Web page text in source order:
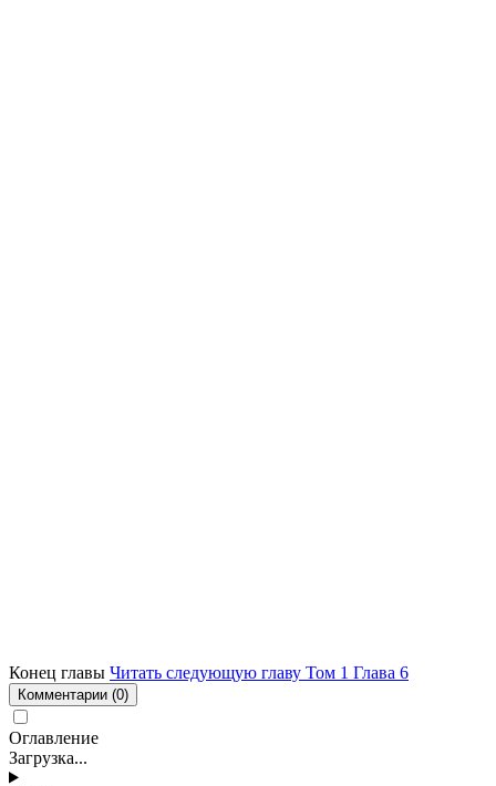
Конец главы Читать следующую главу Том 1 Глава 6
Комментарии (0)
Оглавление
Загрузка...